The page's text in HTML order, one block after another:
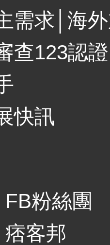
需求 海
查123認證
快訊
粉絲團
客邦